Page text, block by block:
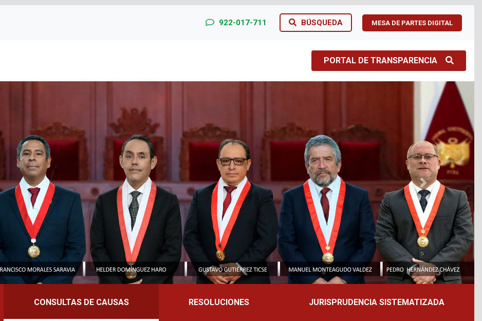
922-017-711 BÚSQUEDA MESA DE PARTES DIGITAL
PORTAL DE TRANSPARENCIA
Next
CONSULTAS DE CAUSAS RESOLUCIONES JURISPRUDENCIA SISTEMATIZADA